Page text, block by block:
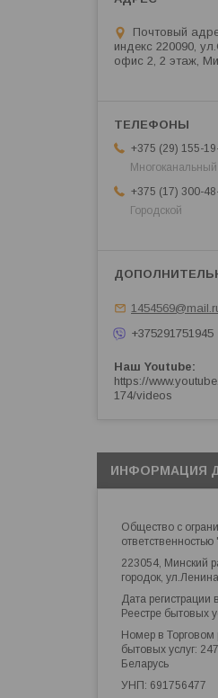
Почтовый
индекс 220090,
офис 2, 2 этаж,
+375 (29) 155-
Многоканальный
+375 (17) 300-
Городской
+375291751945
Наш Youtube
https://
174/videos
ИНФОРМАЦИЯ
Общество с
223054, Минский
городок,
Дата регистрации
Реестре бытовых
Номер в Торговом
бытовых услуг:
Беларусь
УНП: 691756477